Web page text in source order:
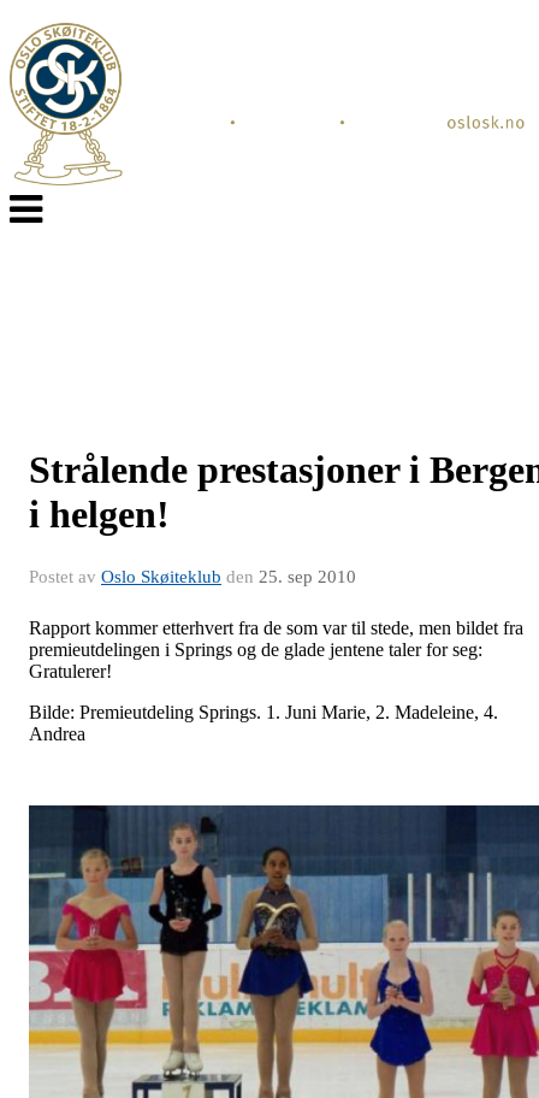
Veksle
navigasjon
Strålende prestasjoner i
i helgen!
Postet av Oslo Skøiteklub den 25. sep 2010
Rapport kommer etterhvert fra de som var til stede, men bildet fra
premieutdelingen i Springs og de glade jentene taler for seg:
Gratulerer!
Bilde: Premieutdeling Springs. 1. Juni Marie, 2. Madeleine, 4.
Andrea